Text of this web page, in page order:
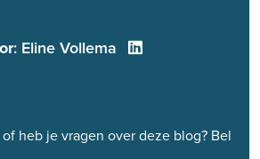
: Eline Vollema
heb je vragen over deze blog? Bel